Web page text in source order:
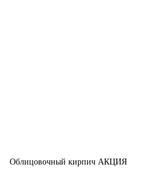
Облицовочный кирпич АКЦИЯ